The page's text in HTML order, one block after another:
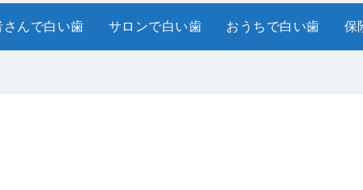
さんで白い歯 サロンで白い歯 おうちで白い歯 保